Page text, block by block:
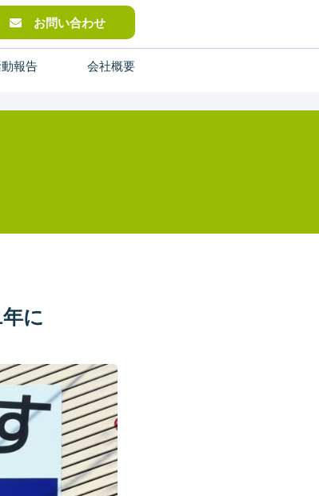
お問い合わせ
報告 会社概要
に